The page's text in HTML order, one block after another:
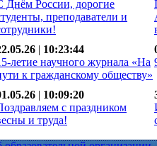
Днём России, дорогие
преподаватели и
| 10:23:44
летие научного журнала «На
к гражданскому обществу»
| 10:09:20
с праздником
и труда!